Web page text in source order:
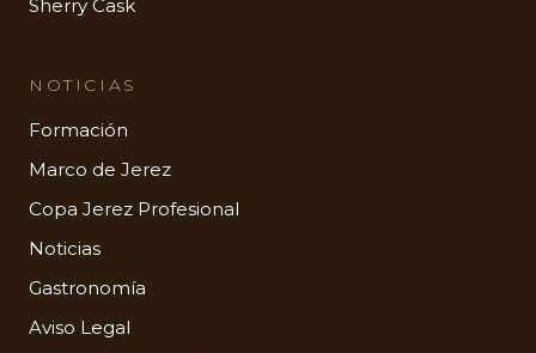
Sherry Cask
NOTICIAS
Formación
Marco de Jerez
Copa Jerez Profesional
Noticias
Gastronomía
Aviso Legal